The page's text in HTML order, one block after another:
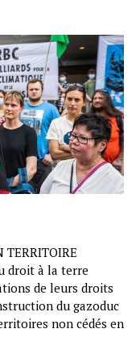
TERRITOIRE
droit à la terre
de leurs droits
du gazoduc
non cédés en